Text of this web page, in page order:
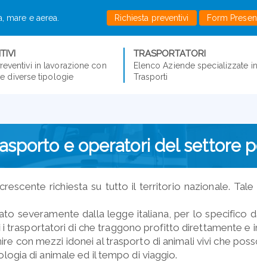
mare e aerea. Richiesta preventivi Form
in lavorazione con
diverse tipologie
TRASPORTATORI
Elenco Aziende specializzate in
Trasporti
e operatori del settore
richiesta su tutto il territorio nazionale.
severamente dalla legge italiana, per lo specifico
trasportatori di che traggono profitto direttamente e
con mezzi idonei al trasporto di animali vivi che
di animale ed il tempo di viaggio.